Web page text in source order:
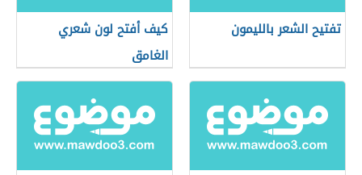
تفتيح الشعر بالليمون
كيف أفتح لون شعري
الغامق